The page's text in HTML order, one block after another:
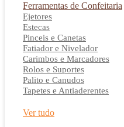
Ferramentas de Confeitaria
Ejetores
Estecas
Pinceis e Canetas
Fatiador e Nivelador
Carimbos e Marcadores
Rolos e Suportes
Palito e Canudos
Tapetes e Antiaderentes
Ver tudo